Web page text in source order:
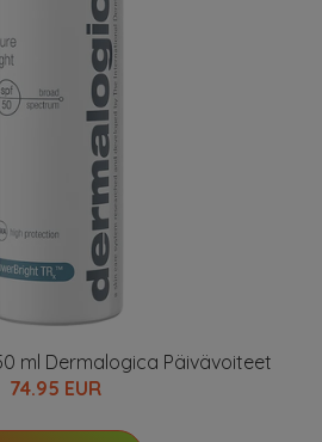
ml Dermalogica Päivävoiteet
74.95 EUR